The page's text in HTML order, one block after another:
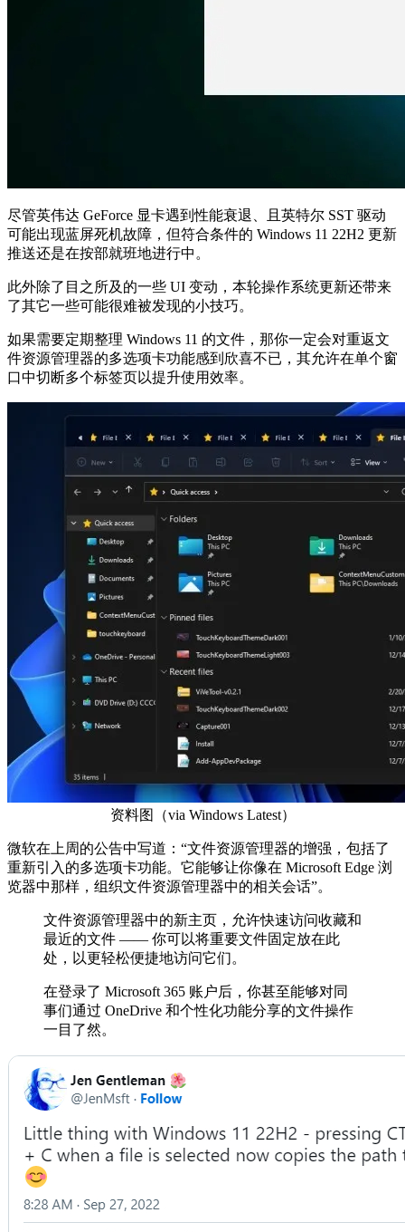
尽管英伟达 GeForce 显卡遇到性能衰退、且英特尔 SST 驱动
可能出现蓝屏死机故障，但符合条件的 Windows 11 22H2 更新
推送还是在按部就班地进行中。
此外除了目之所及的一些 UI 变动，本轮操作系统更新还带来
了其它一些可能很难被发现的小技巧。
如果需要定期整理 Windows 11 的文件，那你一定会对重返文
件资源管理器的多选项卡功能感到欣喜不已，其允许在单个窗
口中切断多个标签页以提升使用效率。
资料图（via Windows Latest）
微软在上周的公告中写道：“文件资源管理器的增强，包括了
重新引入的多选项卡功能。它能够让你像在 Microsoft Edge 浏
览器中那样，组织文件资源管理器中的相关会话”。
文件资源管理器中的新主页，允许快速访问收藏和
最近的文件 —— 你可以将重要文件固定放在此
处，以更轻松便捷地访问它们。
在登录了 Microsoft 365 账户后，你甚至能够对同
事们通过 OneDrive 和个性化功能分享的文件操作
一目了然。